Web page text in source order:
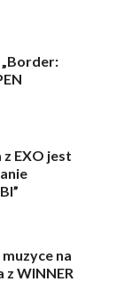
EXO jest
na
z WINNER